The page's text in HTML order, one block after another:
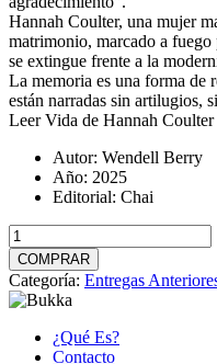
Hannah Coulter, una mujer
matrimonio, marcado a
se extingue frente a la
La memoria es una forma de
están narradas sin artilugios,
Leer Vida de Hannah Coulter
Autor: Wendell Berry
Año: 2025
Editorial: Chai
Vida
de
Hannah
Coulter
cantidad
COMPRAR
Categoría: Entregas
¿Qué Es?
Contacto